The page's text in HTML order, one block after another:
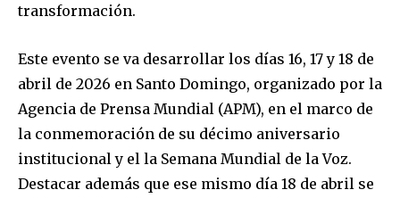
transformación.
Este evento se va desarrollar los días 16, 17 y 18 de
abril de 2026 en Santo Domingo, organizado por la
Agencia de Prensa Mundial (APM), en el marco de
la conmemoración de su décimo aniversario
institucional y el la Semana Mundial de la Voz.
Destacar además que ese mismo día 18 de abril se